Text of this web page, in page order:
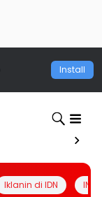
Install
Iklanin di IDN